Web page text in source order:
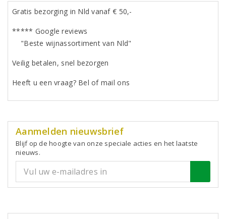
Gratis bezorging in Nld vanaf € 50,-
***** Google reviews
"Beste wijnassortiment van Nld"
Veilig betalen, snel bezorgen
Heeft u een vraag? Bel of mail ons
Aanmelden nieuwsbrief
Blijf op de hoogte van onze speciale acties en het laatste
nieuws.